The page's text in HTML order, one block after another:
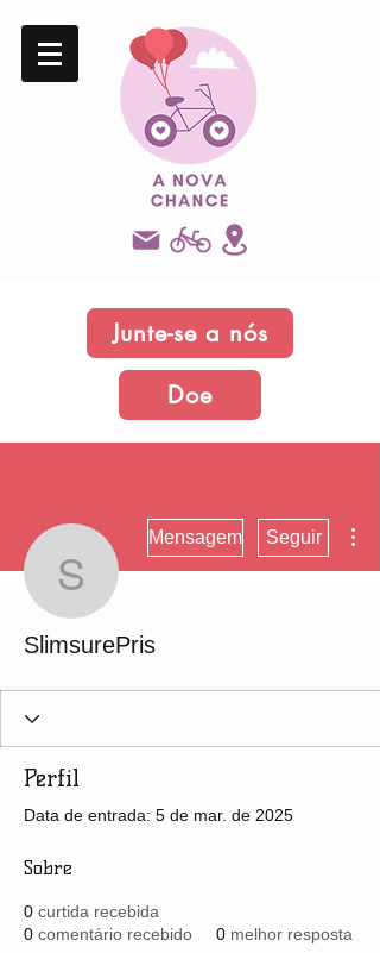
Junte-se a nós
Doe
SlimsurePris
Mensagem Seguir
SlimsurePris
Perfil
Data de entrada: 5 de mar. de 2025
Sobre
0 curtida recebida
0 comentário recebido 0 melhor resposta